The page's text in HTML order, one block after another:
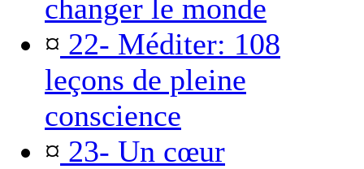
changer le monde
¤ 22- Méditer: 108
leçons de pleine
conscience
¤ 23- Un cœur